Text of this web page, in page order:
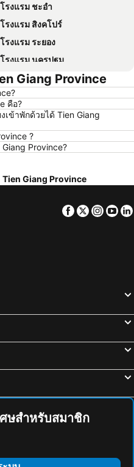
โรงแรม ชะอำ
โรงแรม สิงคโปร์
โรงแรม ระยอง
โรงแรม นครปฐม
โรงแรม ซินยี่
โรงแรม โตเกียว
โรงแรม ศรีราชา
โรงแรม นครนายก
โรงแรม ฮ่องกง
โรงแรม มัลดีฟส์
โรงแรม เกาะลังกาวี
Giang Province
คือ?
ข้าพักด้วยได้ Tien Giang
?
Province?
Tien Giang Province
Facebook
Twitter
ษสำหรับสมาชิก